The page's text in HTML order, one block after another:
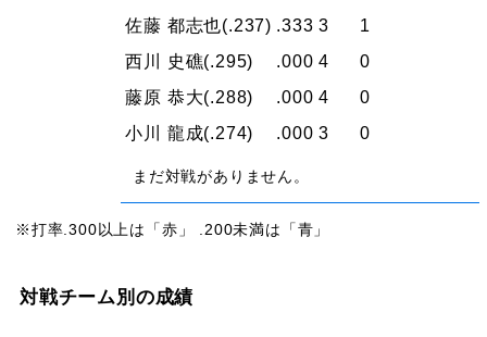
佐藤 都志也(.237) .333 3
1
西川 史礁(.295) .000 4
0
藤原 恭大(.288) .000 4
0
小川 龍成(.274) .000 3 0
まだ対戦がありません。
※打率.300以上は「赤」 .200未満は「青」
対戦チーム別の成績